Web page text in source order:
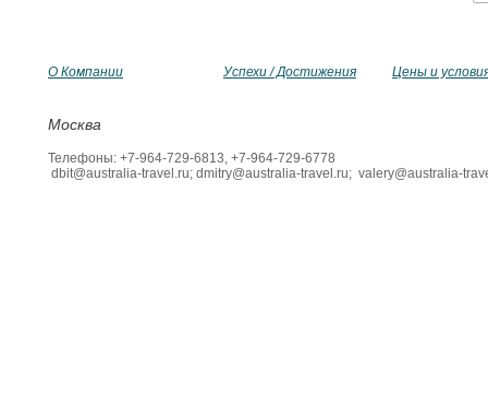
О Компании Успехи / Достижения Цены и
Москва
Телефоны: +7-964-729-6813, +7-964-729-6778
dbit@australia-travel.ru; dmitry@australia-travel.ru; valery@australia-